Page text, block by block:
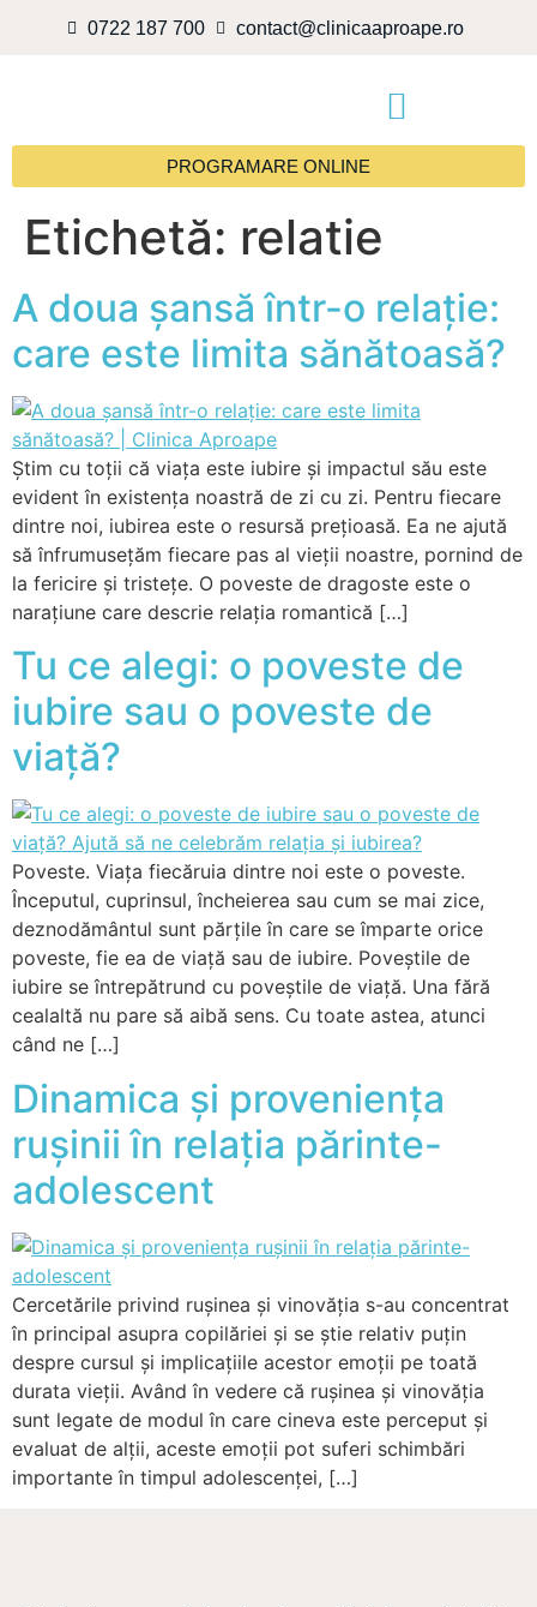
0722 187 700 contact@clinicaaproape.ro
PROGRAMARE ONLINE
Etichetă: relatie
A doua șansă într-o relație:
care este limita sănătoasă?
Știm cu toții că viața este iubire și impactul său este
evident în existența noastră de zi cu zi. Pentru fiecare
dintre noi, iubirea este o resursă prețioasă. Ea ne ajută
să înfrumusețăm fiecare pas al vieții noastre, pornind de
la fericire și tristețe. O poveste de dragoste este o
narațiune care descrie relația romantică […]
Tu ce alegi: o poveste de
iubire sau o poveste de
viață?
Poveste. Viața fiecăruia dintre noi este o poveste.
Începutul, cuprinsul, încheierea sau cum se mai zice,
deznodământul sunt părțile în care se împarte orice
poveste, fie ea de viață sau de iubire. Poveștile de
iubire se întrepătrund cu poveștile de viață. Una fără
cealaltă nu pare să aibă sens. Cu toate astea, atunci
când ne […]
Dinamica și proveniența
rușinii în relația părinte-
adolescent
Cercetările privind rușinea și vinovăția s-au concentrat
în principal asupra copilăriei și se știe relativ puțin
despre cursul și implicațiile acestor emoții pe toată
durata vieții. Având în vedere că rușinea și vinovăția
sunt legate de modul în care cineva este perceput și
evaluat de alții, aceste emoții pot suferi schimbări
importante în timpul adolescenței, […]